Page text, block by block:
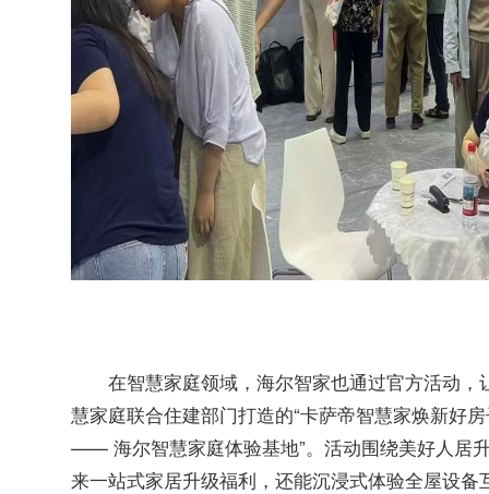
在智慧家庭领域，海尔智家也通过官方活动
慧家庭联合住建部门打造的“卡萨帝智慧家焕新好
—— 海尔智慧家庭体验基地”。活动围绕美好人居
来一站式家居升级福利，还能沉浸式体验全屋设